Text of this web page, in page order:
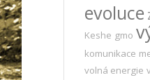
evoluce
Keshe gmo
komunikace
volná energie